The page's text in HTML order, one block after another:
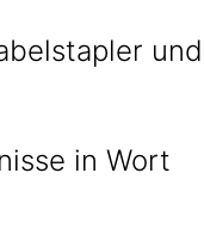
und
in Wort